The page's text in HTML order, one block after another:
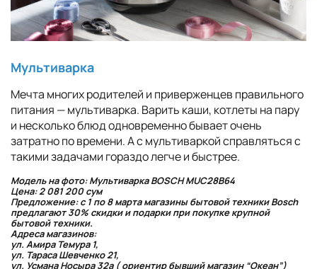
Мультиварка
Мечта многих родителей и приверженцев правильного
питания — мультиварка. Варить каши, котлеты на пару
и несколько блюд одновременно бывает очень
затратно по времени. А с мультиваркой справляться с
такими задачами гораздо легче и быстрее.
Модель на фото: Мультиварка BOSCH MUC28B64
Цена: 2 081 200 сум
Предложение: с 1 по 8 марта магазины бытовой техники Bosch
предлагают 30% скидки и подарки при покупке крупной
бытовой техники.
Адреса магазинов:
ул. Амира Темура 1,
ул. Тараса Шевченко 21,
ул. Усмана Носыра 32а ( ориентир бывший магазин “Океан”)